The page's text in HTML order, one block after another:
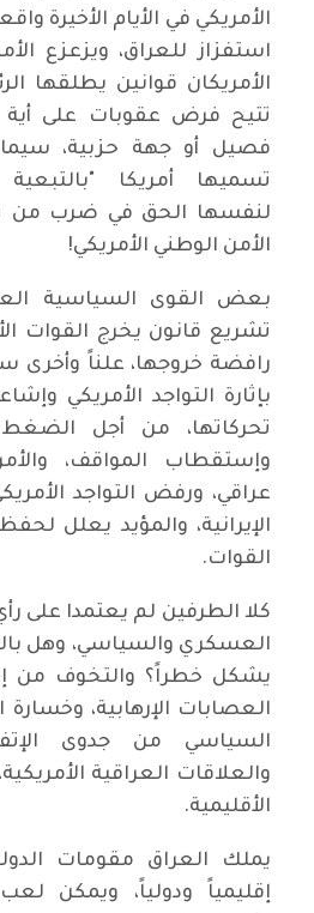
الأمريكي في الأيام الأخيرة
استفزاز للعراق، ويزعزع
الأمريكان قوانين يطلقها
تتيح فرض عقوبات على
فصيل أو جهة حزبية،
تسميها أمريكا "بالتبعية
لنفسها الحق في ضرب من
الأمن الوطني الأمريكي!
بعض القوى السياسية
تشريع قانون يخرج القوات
رافضة خروجها، علناً وأخرى
بإثارة التواجد الأمريكي
تحركاتها، من أجل
وإستقطاب المواقف،
عراقي، ورفض التواجد
الإيرانية، والمؤيد يعلل
القوات.
كلا الطرفين لم يعتمدا على
العسكري والسياسي، وهل
يشكل خطراً؟ والتخوف من
العصابات الإرهابية، وخسارة
السياسي من جدوى
والعلاقات العراقية
الأقليمية.
يملك العراق مقومات
إقليمياً ودولياً، ويمكن